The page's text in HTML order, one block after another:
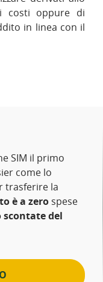
costi oppure di
in linea con il
SIM il primo
come lo
trasferire la
è a zero spese
del